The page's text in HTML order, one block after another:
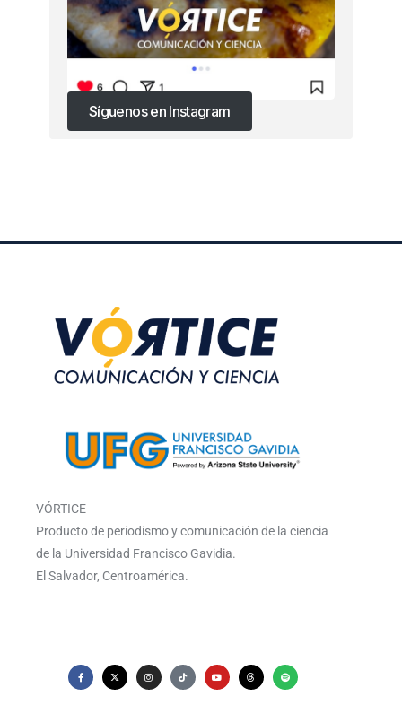
Síguenos en Instagram
VÓRTICE
Producto de periodismo y comunicación de la ciencia
de la Universidad Francisco Gavidia.
El Salvador, Centroamérica.